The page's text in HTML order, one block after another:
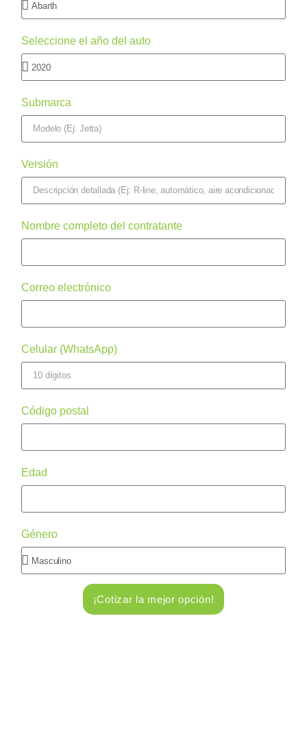
Seleccione el año del auto
Submarca
Versión
Nombre completo del contratante
Correo electrónico
Celular (WhatsApp)
Código postal
Edad
Género
¡Cotizar la mejor opción!